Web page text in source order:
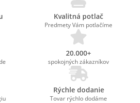
Kvalitná potlač
Predmety Vám potlačíme
20.000+
spokojných zákazníkov
Rýchle dodanie
Tovar rýchlo dodáme